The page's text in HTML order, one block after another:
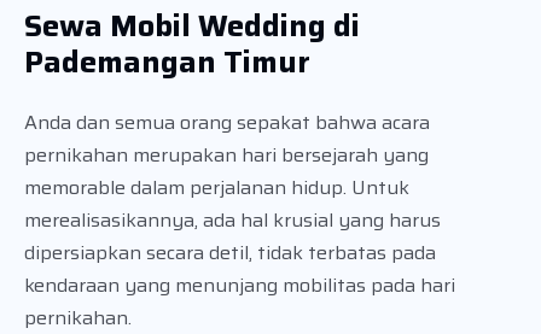
Sewa Mobil Wedding di
Pademangan Timur
Anda dan semua orang sepakat bahwa acara
pernikahan merupakan hari bersejarah yang
memorable dalam perjalanan hidup. Untuk
merealisasikannya, ada hal krusial yang harus
dipersiapkan secara detil, tidak terbatas pada
kendaraan yang menunjang mobilitas pada hari
pernikahan.